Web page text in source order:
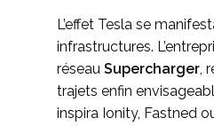
L’effet Tesla se
infrastructures.
réseau Supercharger,
trajets enfin
inspira Ionity, Fastned